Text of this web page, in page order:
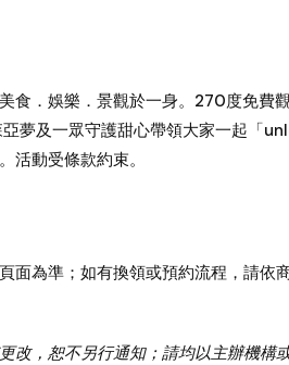
食．娛樂．景觀於一身。270度免費
夢及一眾守護甜心帶領大家一起「
活動受條款約束。
面為準；如有換領或預約流程，請依
改，恕不另行通知；請均以主辦機構